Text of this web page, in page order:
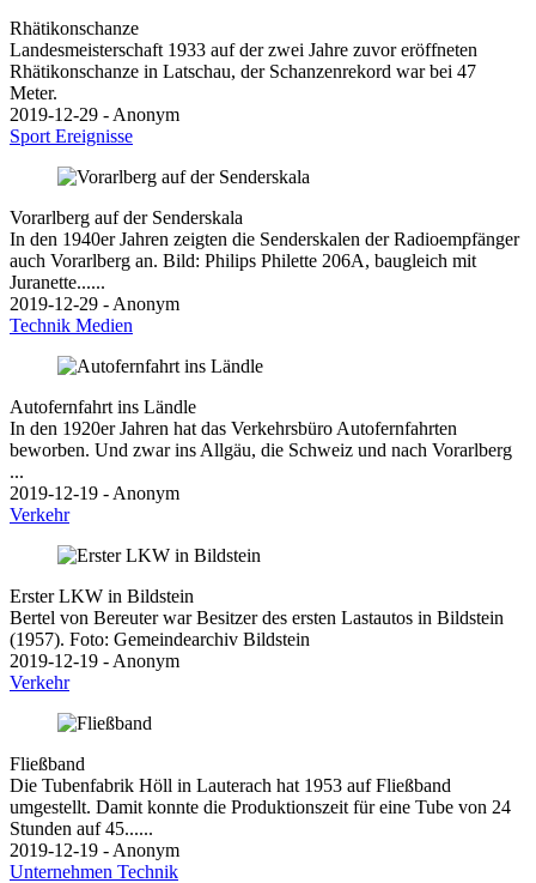
Rhätikonschanze
Landesmeisterschaft 1933 auf der zwei Jahre zuvor eröffneten
Rhätikonschanze in Latschau, der Schanzenrekord war bei 47
Meter.
2019-12-29 - Anonym
Sport Ereignisse
Vorarlberg auf der Senderskala
In den 1940er Jahren zeigten die Senderskalen der Radioempfänger
auch Vorarlberg an. Bild: Philips Philette 206A, baugleich mit
Juranette......
2019-12-29 - Anonym
Technik Medien
Autofernfahrt ins Ländle
In den 1920er Jahren hat das Verkehrsbüro Autofernfahrten
beworben. Und zwar ins Allgäu, die Schweiz und nach Vorarlberg
...
2019-12-19 - Anonym
Verkehr
Erster LKW in Bildstein
Bertel von Bereuter war Besitzer des ersten Lastautos in Bildstein
(1957). Foto: Gemeindearchiv Bildstein
2019-12-19 - Anonym
Verkehr
Fließband
Die Tubenfabrik Höll in Lauterach hat 1953 auf Fließband
umgestellt. Damit konnte die Produktionszeit für eine Tube von 24
Stunden auf 45......
2019-12-19 - Anonym
Unternehmen Technik